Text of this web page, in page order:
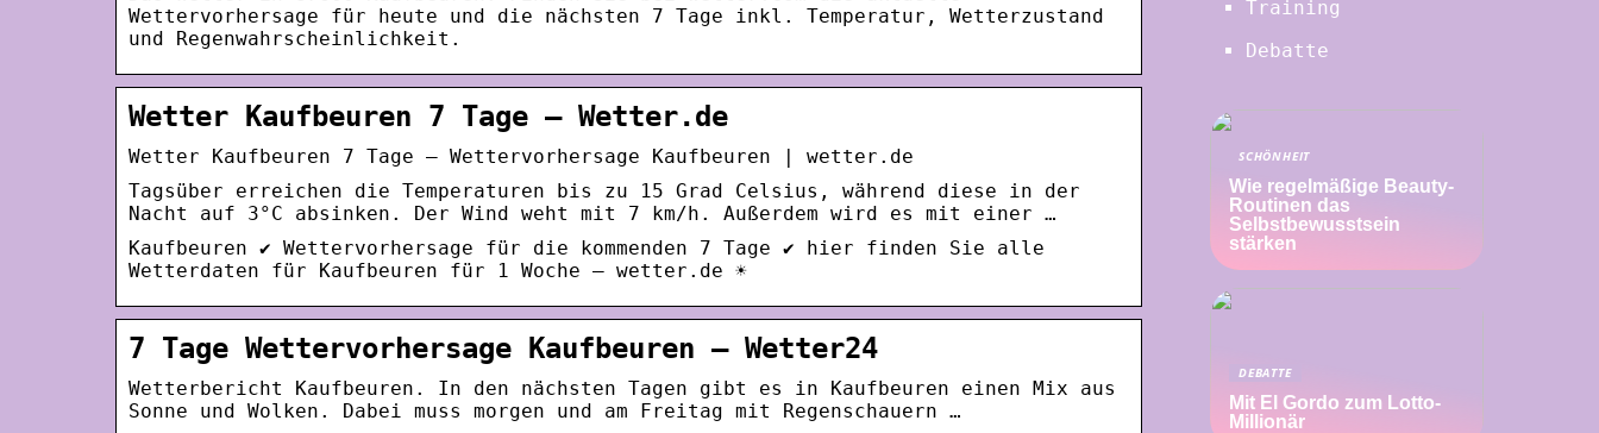
Wettervorhersage für heute und die nächsten 7 Tage inkl. Temperatur, Wetterzustand
und Regenwahrscheinlichkeit.
Wetter Kaufbeuren 7 Tage – Wetter.de
Wetter Kaufbeuren 7 Tage – Wettervorhersage Kaufbeuren | wetter.de
Tagsüber erreichen die Temperaturen bis zu 15 Grad Celsius, während diese in der
Nacht auf 3°C absinken. Der Wind weht mit 7 km/h. Außerdem wird es mit einer …
Kaufbeuren ✔ Wettervorhersage für die kommenden 7 Tage ✔ hier finden Sie alle
Wetterdaten für Kaufbeuren für 1 Woche – wetter.de ☀
7 Tage Wettervorhersage Kaufbeuren – Wetter24
Wetterbericht Kaufbeuren. In den nächsten Tagen gibt es in Kaufbeuren einen Mix aus
Sonne und Wolken. Dabei muss morgen und am Freitag mit Regenschauern …
Training
Debatte
SCHÖNHEIT
Wie regelmäßige Beauty-
Routinen das
Selbstbewusstsein
stärken
DEBATTE
Mit El Gordo zum Lotto-
Millionär